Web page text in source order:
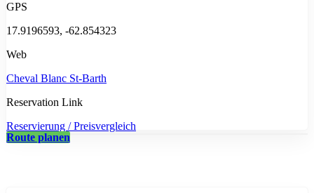
GPS
17.9196593, -62.854323
Web
Cheval Blanc St-Barth
Reservation Link
Reservierung / Preisvergleich
Route planen